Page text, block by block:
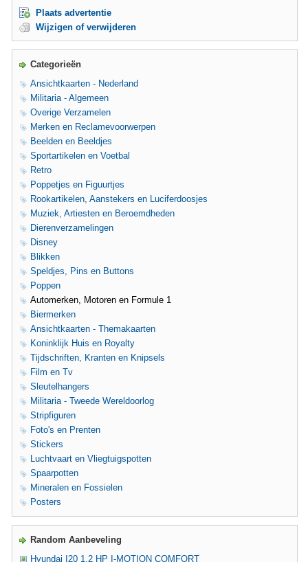
Plaats advertentie
Wijzigen of verwijderen
Categorieën
Ansichtkaarten - Nederland
Militaria - Algemeen
Overige Verzamelen
Merken en Reclamevoorwerpen
Beelden en Beeldjes
Sportartikelen en Voetbal
Retro
Poppetjes en Figuurtjes
Rookartikelen, Aanstekers en Luciferdoosjes
Muziek, Artiesten en Beroemdheden
Dierenverzamelingen
Disney
Blikken
Speldjes, Pins en Buttons
Poppen
Automerken, Motoren en Formule 1
Biermerken
Ansichtkaarten - Themakaarten
Koninklijk Huis en Royalty
Tijdschriften, Kranten en Knipsels
Film en Tv
Sleutelhangers
Militaria - Tweede Wereldoorlog
Stripfiguren
Foto's en Prenten
Stickers
Luchtvaart en Vliegtuigspotten
Spaarpotten
Mineralen en Fossielen
Posters
Random Aanbeveling
Hyundai I20 1.2 HP I-MOTION COMFORT